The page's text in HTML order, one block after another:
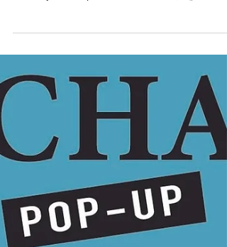
しました。 当バーは、開放的な空間でリラック
しながら楽しめる新しいスタイルのバーで...